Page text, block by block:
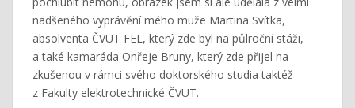
nadšeného vyprávění mého muže Martina Svítka,
absolventa ČVUT FEL, který zde byl na půlroční stáži,
a také kamaráda Onřeje Bruny, který zde přijel na
zkušenou v rámci svého doktorského studia taktéž
z Fakulty elektrotechnické ČVUT.